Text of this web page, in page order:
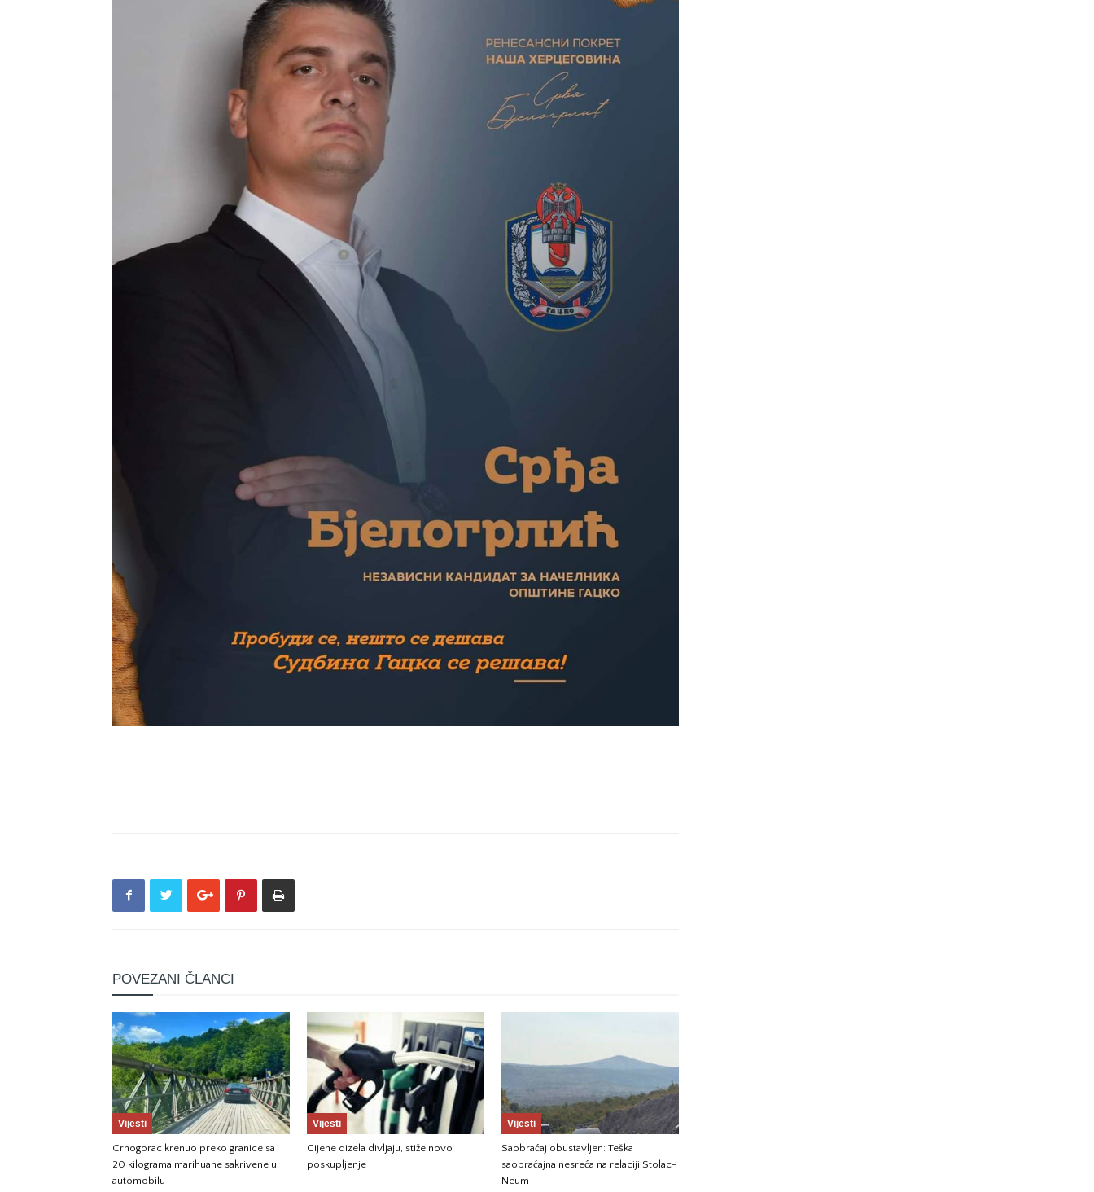
POVEZANI ČLANCI
Vijesti
Crnogorac krenuo preko granice sa
20 kilograma marihuane sakrivene u
automobilu
Vijesti
Cijene dizela divljaju, stiže novo
poskupljenje
Vijesti
Saobraćaj obustavljen: Teška
saobraćajna nesreća na relaciji Stolac-
Neum